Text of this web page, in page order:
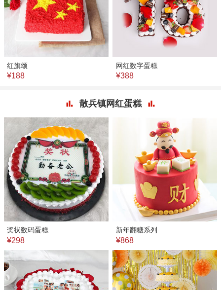
红旗颂
¥188
网红数字蛋糕
¥388
散兵镇网红蛋糕
奖状数码蛋糕
¥298
新年翻糖系列
¥868